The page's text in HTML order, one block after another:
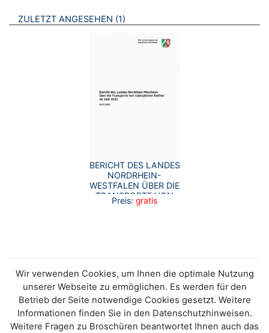
ZULETZT ANGESEHEN 1 BROSCHÜREN
BERICHT DES LANDES
NORDRHEIN-
WESTFALEN ÜBER DIE
TRANSPORTE VON
RADIOAKTIVEN
Preis: gratis
Wir verwenden Cookies, um Ihnen die optimale Nutzung
unserer Webseite zu ermöglichen. Es werden für den
Betrieb der Seite notwendige Cookies gesetzt. Weitere
Informationen finden Sie in den Datenschutzhinweisen.
Weitere Fragen zu Broschüren beantwortet Ihnen auch das